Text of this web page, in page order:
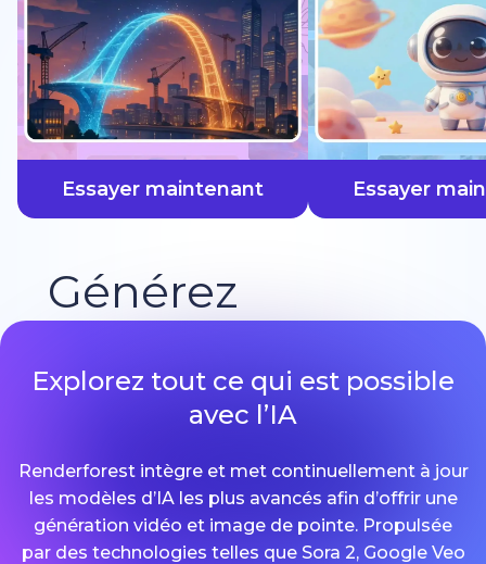
Essayer maintenant Essayer
Générez
plus vite
Explorez tout ce qui est possible
avec l’IA
Renderforest intègre et met continuellement à jour
les modèles d’IA les plus avancés afin d’offrir une
génération vidéo et image de pointe. Propulsée
par des technologies telles que Sora 2, Google Veo